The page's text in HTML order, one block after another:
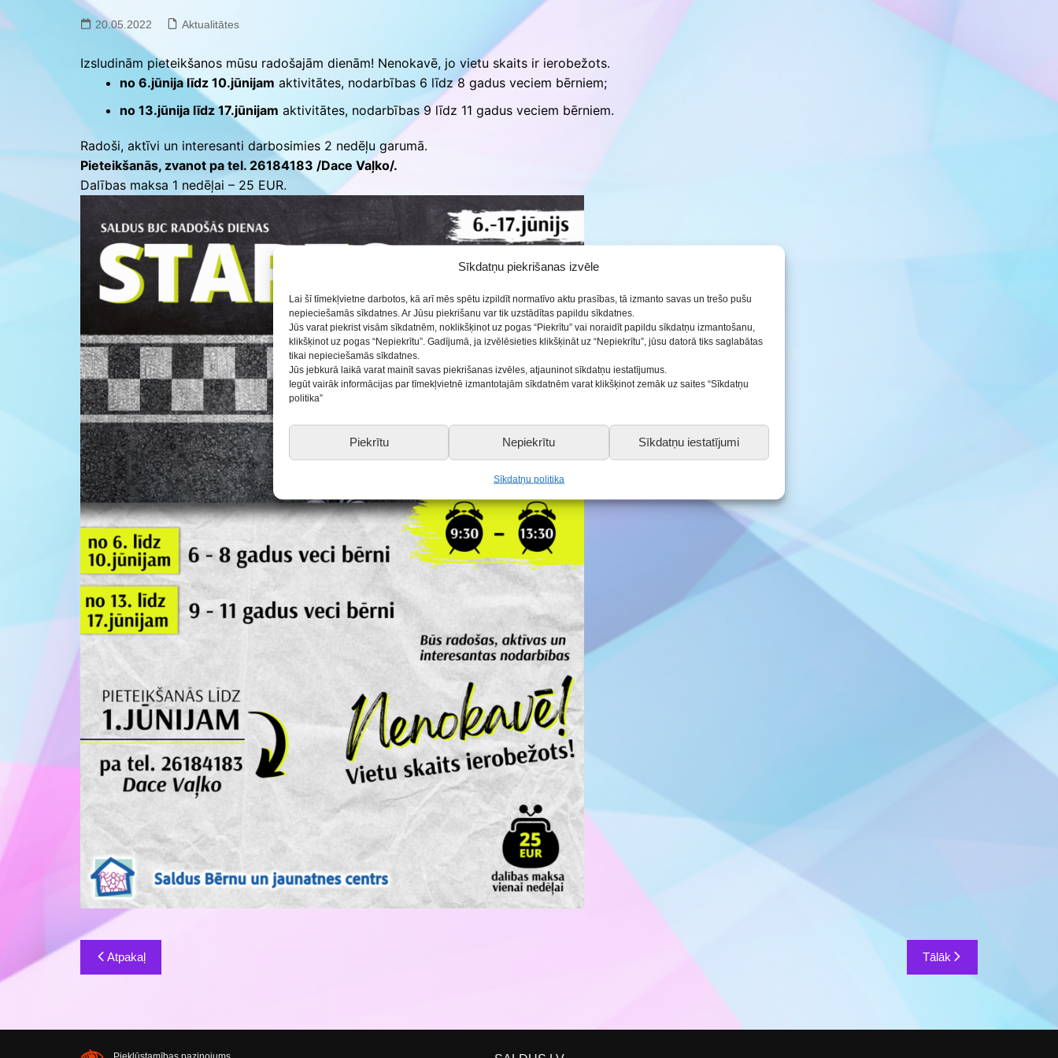
Sīkdatņu piekrišanas izvēle
Lai šī tīmekļvietne darbotos, kā arī mēs spētu izpildīt normatīvo aktu prasības, tā izmanto savas un trešo pušu
nepieciešamās sīkdatnes. Ar Jūsu piekrišanu var tik uzstādītas papildu sīkdatnes.
Jūs varat piekrist visām sīkdatnēm, noklikšķinot uz pogas “Piekrītu” vai noraidīt papildu sīkdatņu izmantošanu,
klikšķinot uz pogas “Nepiekrītu”. Gadījumā, ja izvēlēsieties klikšķināt uz “Nepiekrītu”, jūsu datorā tiks saglabātas
tikai nepieciešamās sīkdatnes.
Jūs jebkurā laikā varat mainīt savas piekrišanas izvēles, atjauninot sīkdatņu iestatījumus.
Iegūt vairāk informācijas par tīmekļvietnē izmantotajām sīkdatnēm varat klikšķinot zemāk uz saites “Sīkdatņu
politika”
Piekrītu Nepiekrītu Sīkdatņu iestatījumi
Sīkdatņu politika
20.05.2022 Aktualitātes
Izsludinām pieteikšanos mūsu radošajām dienām! Nenokavē, jo vietu skaits ir ierobežots.
no 6.jūnija līdz 10.jūnijam aktivitātes, nodarbības 6 līdz 8 gadus veciem bērniem;
no 13.jūnija līdz 17.jūnijam aktivitātes, nodarbības 9 līdz 11 gadus veciem bērniem.
Radoši, aktīvi un interesanti darbosimies 2 nedēļu garumā.
Pieteikšanās, zvanot pa tel. 26184183 /Dace Vaļko/.
Dalības maksa 1 nedēļai – 25 EUR.
Ziņu
izvēlne
Atpakaļ Tālāk